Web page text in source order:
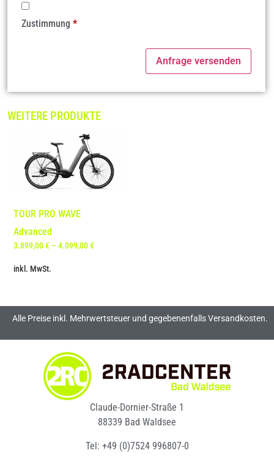
Zustimmung *
WEITERE PRODUKTE
TOUR PRO WAVE
Advanced
3.899,00€ – 4.099,00€
inkl. MwSt.
Alle Preise inkl. Mehrwertsteuer und gegebenenfalls Versandkosten.
Claude-Dornier-Straße 1
88339 Bad Waldsee
Tel: +49 (0)7524 996807-0